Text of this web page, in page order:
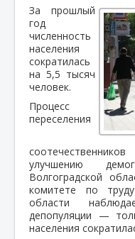
За прошлый
год
численность
населения
сократилась
на 5,5 тысяч
человек.
Процесс
переселения
улучшению
Волгоградской
комитете по
области
депопуляции —
населения